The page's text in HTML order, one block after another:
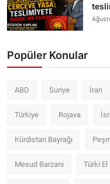
Popüler Konular
ABD Suriye İran
Türkiye Rojava
Kürdistan Bayrağı
Mesud Barzani Türki El